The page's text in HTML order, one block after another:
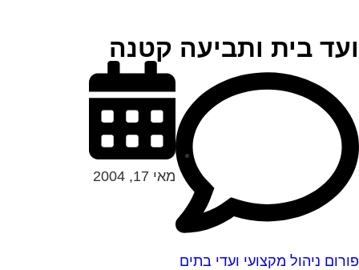
בית ותביעה קטנה
ניהול מקצועי ועדי בתים
מאי 17, 2004